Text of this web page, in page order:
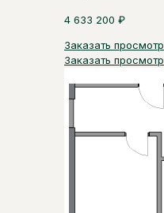
4 633 200 ₽
Заказать просмотр
Заказать просмотр